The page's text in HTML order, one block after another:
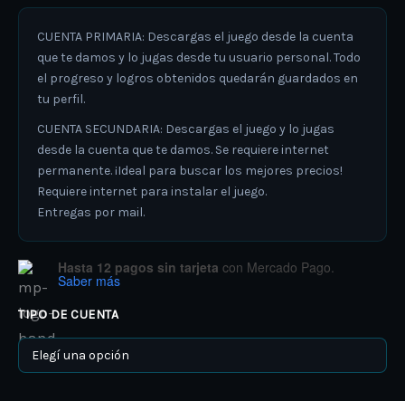
CUENTA PRIMARIA: Descargas el juego desde la cuenta
que te damos y lo jugas desde tu usuario personal. Todo
el progreso y logros obtenidos quedarán guardados en
tu perfil.
CUENTA SECUNDARIA: Descargas el juego y lo jugas
desde la cuenta que te damos. Se requiere internet
permanente. ¡Ideal para buscar los mejores precios!
Requiere internet para instalar el juego.
Entregas por mail.
Hasta 12 pagos sin tarjeta con Mercado Pago.
Saber más
TIPO DE CUENTA